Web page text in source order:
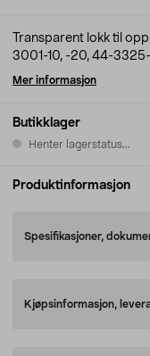
Butikklager
Henter lagerstatus...
Transparent lokk til
3001-10, -20, 44-
Mer informasjon
Produktinformasjon
Spesifikasjoner,
Kjøpsinformasjon,